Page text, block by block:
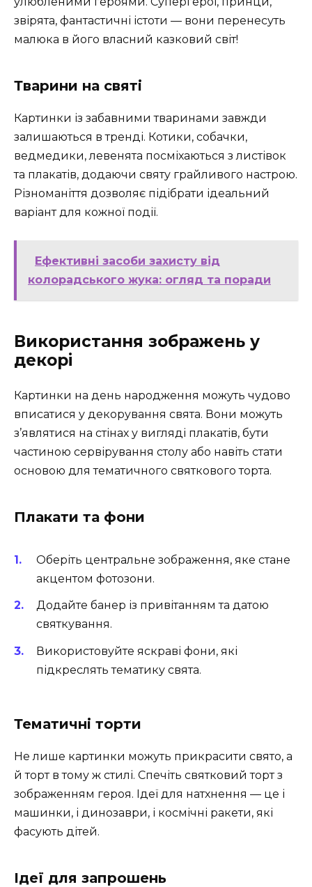
звірята, фантастичні істоти — вони перенесуть
малюка в його власний казковий світ!
Тварини на святі
Картинки із забавними тваринами завжди
залишаються в тренді. Котики, собачки,
ведмедики, левенята посміхаються з листівок
та плакатів, додаючи святу грайливого настрою.
Різноманіття дозволяє підібрати ідеальний
варіант для кожної події.
Ефективні засоби захисту від
колорадського жука: огляд та поради
Використання зображень у
декорі
Картинки на день народження можуть чудово
вписатися у декорування свята. Вони можуть
з’являтися на стінах у вигляді плакатів, бути
частиною сервірування столу або навіть стати
основою для тематичного святкового торта.
Плакати та фони
Оберіть центральне зображення, яке стане
акцентом фотозони.
Додайте банер із привітанням та датою
святкування.
Використовуйте яскраві фони, які
підкреслять тематику свята.
Тематичні торти
Не лише картинки можуть прикрасити свято, а
й торт в тому ж стилі. Спечіть святковий торт з
зображенням героя. Ідеї для натхнення — це і
машинки, і динозаври, і космічні ракети, які
фасують дітей.
Ідеї для запрошень